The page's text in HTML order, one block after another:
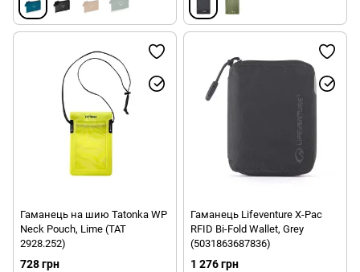
Гаманець на шию Tatonka WP
Neck Pouch, Lime (TAT
2928.252)
728 грн
Гаманець Lifeventure X-Pac
RFID Bi-Fold Wallet, Grey
(5031863687836)
1 276 грн